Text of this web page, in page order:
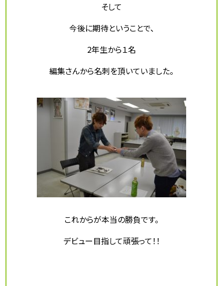
そして
今後に期待ということで、
2年生から１名
編集さんから名刺を頂いていました。
これからが本当の勝負です。
デビュー目指して頑張って！！